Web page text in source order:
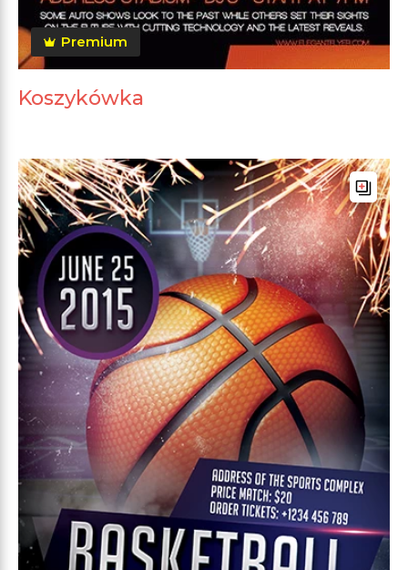
Premium
Koszykówka